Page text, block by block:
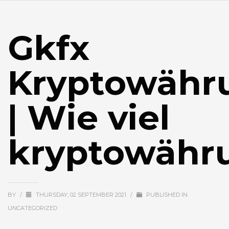
Gkfx
| Wie viel
BY / THURSDAY, 02 SEPTEMBER 2021 /
PUBLISHED IN
UNCATEGORIZED